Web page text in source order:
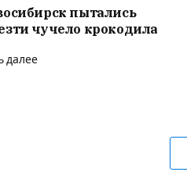
пытались
чучело крокодила
далее